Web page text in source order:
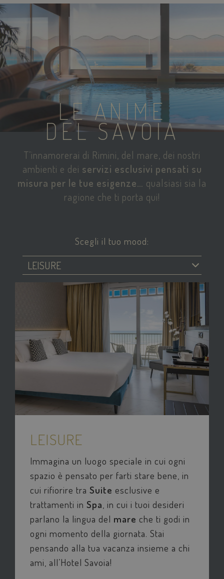
LE ANIME
DEL SAVOIA
T’innamorerai di Rimini, del mare, dei nostri
ambienti e dei servizi esclusivi pensati su
misura per le tue esigenze… qualsiasi sia la
ragione che ti porta qui!
Scegli il tuo mood:
LEISURE
Immagina un luogo speciale in cui ogni
spazio è pensato per farti stare bene, in
cui rifiorire tra Suite esclusive e
trattamenti in Spa , in cui i tuoi desideri
parlano la lingua del mare che ti godi in
ogni momento della giornata. Stai
pensando alla tua vacanza insieme a chi
ami, all’Hotel Savoia!